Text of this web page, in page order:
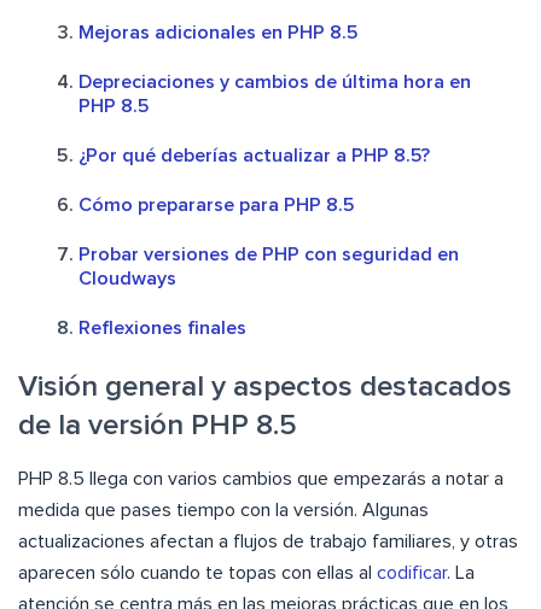
Mejoras adicionales en PHP 8.5
Depreciaciones y cambios de última hora en
PHP 8.5
¿Por qué deberías actualizar a PHP 8.5?
Cómo prepararse para PHP 8.5
Probar versiones de PHP con seguridad en
Cloudways
Reflexiones finales
Visión general y aspectos destacados
de la versión PHP 8.5
PHP 8.5 llega con varios cambios que empezarás a notar a
medida que pases tiempo con la versión. Algunas
actualizaciones afectan a flujos de trabajo familiares, y otras
aparecen sólo cuando te topas con ellas al codificar. La
atención se centra más en las mejoras prácticas que en los